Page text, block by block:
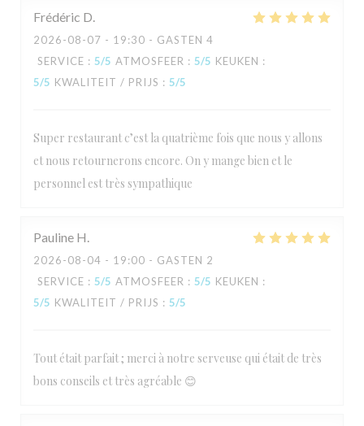
Frédéric D
2026-08-07 - 19:30 - GASTEN 4
SERVICE : 5/5 ATMOSFEER : 5/5 KEUKEN :
5/5 KWALITEIT / PRIJS : 5/5
Super restaurant c’est la quatrième fois que nous y allons
et nous retournerons encore. On y mange bien et le
personnel est très sympathique
Pauline H
2026-08-04 - 19:00 - GASTEN 2
SERVICE : 5/5 ATMOSFEER : 5/5 KEUKEN :
5/5 KWALITEIT / PRIJS : 5/5
Tout était parfait ; merci à notre serveuse qui était de très
bons conseils et très agréable 😊